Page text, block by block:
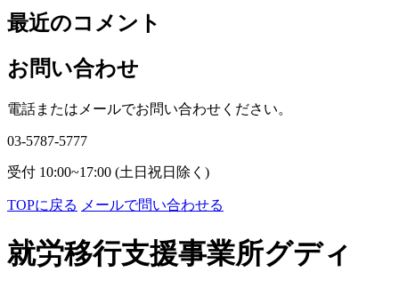
カ
イ
ブ
最近のコメント
お問い合わせ
電話またはメールでお問い合わせください。
03-5787-5777
受付 10:00~17:00 (土日祝日除く)
TOPに戻る メールで問い合わせる
就労移行支援事業所グディ